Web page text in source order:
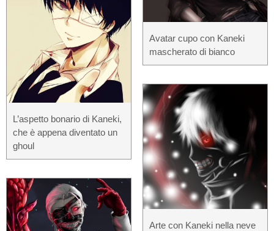
L’aspetto bonario di Kaneki,
che è appena diventato un
ghoul
Avatar cupo con Kaneki
mascherato di bianco
Arte con Kaneki nella neve